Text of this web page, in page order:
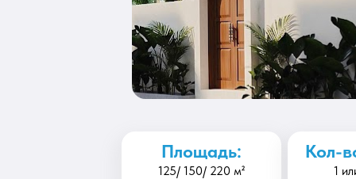
Площадь:
125/ 150/ 220 м²
Кол-
1